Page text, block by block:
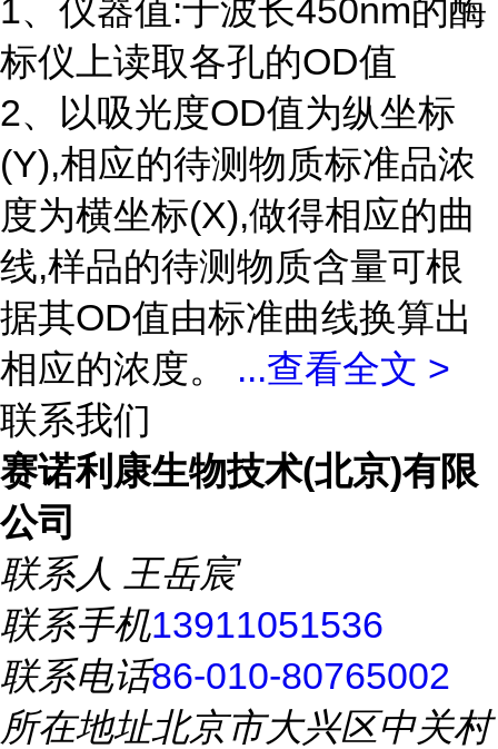
1、仪器值:于波长450nm的酶
标仪上读取各孔的OD值
2、以吸光度OD值为纵坐标
(Y),相应的待测物质标准品浓
度为横坐标(X),做得相应的曲
线,样品的待测物质含量可根
据其OD值由标准曲线换算出
相应的浓度。 ...查看全文 >
联系我们
赛诺利康生物技术(北京)有限
公司
联系人 王岳宸
联系手机13911051536
联系电话86-010-80765002
所在地址北京市大兴区中关村